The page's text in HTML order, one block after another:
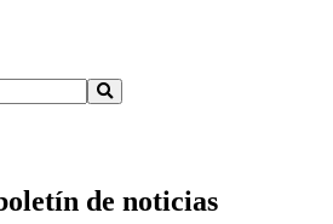
de noticias